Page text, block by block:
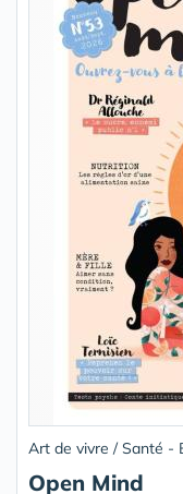
Art de vivre / Santé -
Open Mind